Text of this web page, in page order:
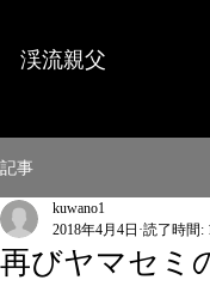
渓流親父
記事
再びヤマセミ
kuwano1
2018年4月4日 読了時間: